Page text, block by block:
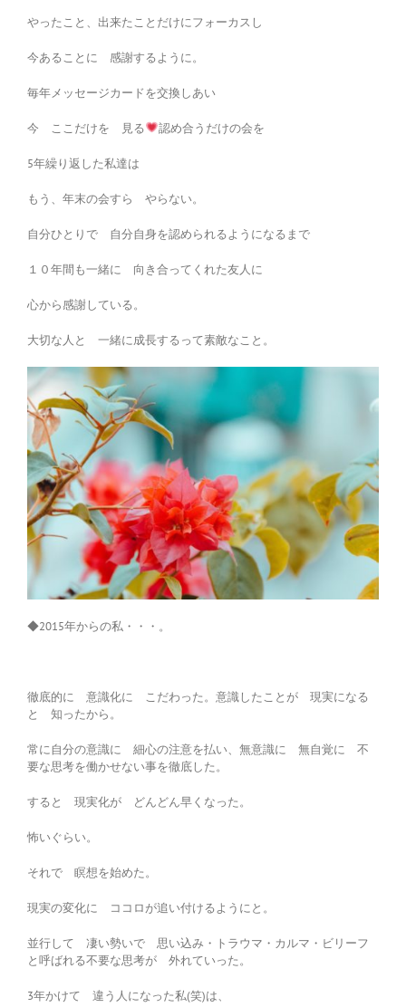
やったこと、出来たことだけにフォーカスし
今あることに 感謝するように。
毎年メッセージカードを交換しあい
今 ここだけを 見る 認め合うだけの会を
5年繰り返した私達は
もう、年末の会すら やらない。
自分ひとりで 自分自身を認められるようになるまで
１０年間も一緒に 向き合ってくれた友人に
心から感謝している。
大切な人と 一緒に成長するって素敵なこと。
◆2015年からの私・・・。
徹底的に 意識化に こだわった。意識したことが 現実になる
と 知ったから。
常に自分の意識に 細心の注意を払い、無意識に 無自覚に 不
要な思考を働かせない事を徹底した。
すると 現実化が どんどん早くなった。
怖いぐらい。
それで 瞑想を始めた。
現実の変化に ココロが追い付けるようにと。
並行して 凄い勢いで 思い込み・トラウマ・カルマ・ビリーフ
と呼ばれる不要な思考が 外れていった。
3年かけて 違う人になった私(笑)は、